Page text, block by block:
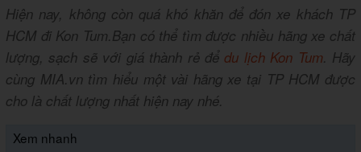
Hiện nay, không còn quá khó khăn để đón xe khách TP
HCM đi Kon Tum.Bạn có thể tìm được nhiều hãng xe chất
lượng, sạch sẽ với giá thành rẻ để du lịch Kon Tum. Hãy
cùng MIA.vn tìm hiểu một vài hãng xe tại TP HCM được
cho là chất lượng nhất hiện nay nhé.
Xem nhanh